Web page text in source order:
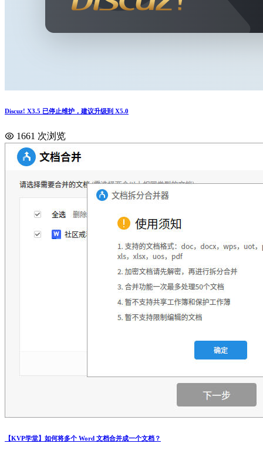
Discuz! X3.5 已停止维护，建议升级到 X5.0
1661 次浏览
【KVP学堂】如何将多个 Word 文档合并成一个文档？